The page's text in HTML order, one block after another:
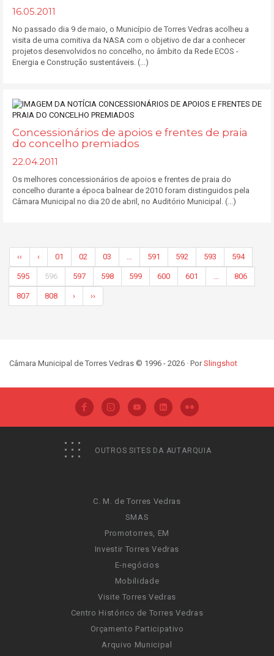
16.05.2011
No passado dia 9 de maio, o Município de Torres Vedras acolheu a
visita de uma comitiva da NASA com o objetivo de dar a conhecer
projetos desenvolvidos no concelho, no âmbito da Rede ECOS -
Energia e Construção sustentáveis. (...)
Concessionários de apoios e frentes de praia
do concelho premiados
22.04.2011
Os melhores concessionários de apoios e frentes de praia do
concelho durante a época balnear de 2010 foram distinguidos pela
Câmara Municipal no dia 20 de abril, no Auditório Municipal. (...)
‹‹ ‹ 01 02 03 591 592 593 594
595 596 597 598 599 600 601 806
807 808 › ››
Câmara Municipal de Torres Vedras © 1996 - 2026 · PorSlingshot
OUTROS SITES DA AUTARQUIA
C. M. de Torres Vedras
SMAS
Promotorres, EM
Investir Torres Vedras
E-negócios
Mobilidade
Visite Torres Vedras
Centro Histórico de Torres Vedras
Orçamento Participativo
Arquivo Municipal